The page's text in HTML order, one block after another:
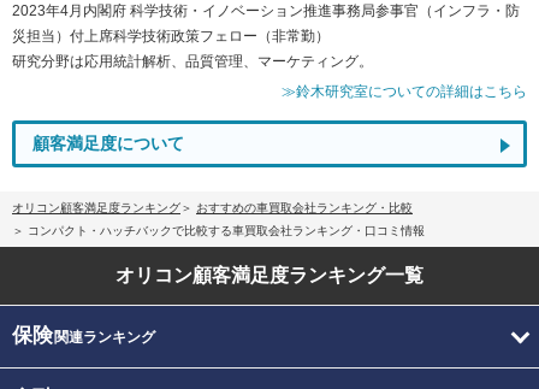
2023年4月内閣府 科学技術・イノベーション推進事務局参事官（インフラ・防
災担当）付上席科学技術政策フェロー（非常勤）
研究分野は応用統計解析、品質管理、マーケティング。
≫鈴木研究室についての詳細はこちら
顧客満足度について
オリコン顧客満足度ランキング
おすすめの車買取会社ランキング・比較
コンパクト・ハッチバックで比較する車買取会社ランキング・口コミ情報
オリコン顧客満足度ランキング一覧
保険関連ランキング